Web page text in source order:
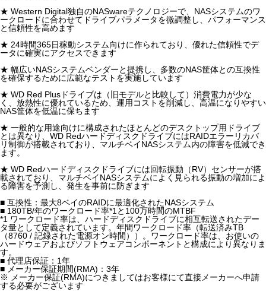
★ Western Digital独自のNASwareテクノロジーで、NASシステムのワ
ークロードに合わせてドライブパラメータを微調整し、パフォーマンス
と信頼性を高めます
★ 24時間365日稼動システム向けに作られており、優れた信頼性でデ
ータに確実にアクセスできます
★ 幅広いNASシステムベンダーと提携し、多数のNAS筐体との互換性
を確保するために広範なテストを実施しています
★ WD Red Plusドライブは（旧モデルと比較して）消費電力が少な
く、放熱性に優れているため、運用コストを削減し、高温になりやすい
NAS筐体を低温に保ちます
★ 一般的な用途向けに構成されたほとんどのデスクトップ用ドライブ
とは異なり、WD RedハードディスクドライブにはRAIDエラーリカバ
リ制御が搭載されており、マルチベイNASシステム内の障害を低減でき
ます。
★ WD Redハードディスクドライブには回転振動（RV）センサーが搭
載されており、マルチベイNASシステムによく見られる振動の増加によ
る障害を予測し、発生を事前に防ぎます
■ 互換性：最大8ベイのRAIDに最適化されたNASシステム
■ 180TB/年のワークロード率*1と100万時間のMTBF
*1 ワークロード率は、ハードディスクドライブに相互転送されたデー
タ量として定義されています。年間ワークロード率（転送済みTB
（8760 / 記録された電源オン時間））。ワークロード率は、お使いの
ハードウェアおよびソフトウェアコンポーネントと構成により異なりま
す。
■ 代理店保証：1年
■ メーカー保証期間(RMA)：3年
※ メーカー保証(RMA)につきましてはお客様にて直接メーカーへ申請
する必要がございます